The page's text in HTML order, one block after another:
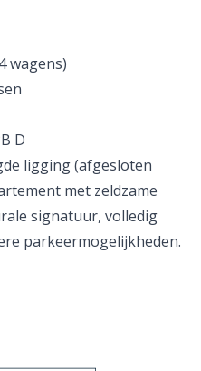
wagens)
D
ligging (afgesloten
met zeldzame
signatuur, volledig
parkeermogelijkheden.